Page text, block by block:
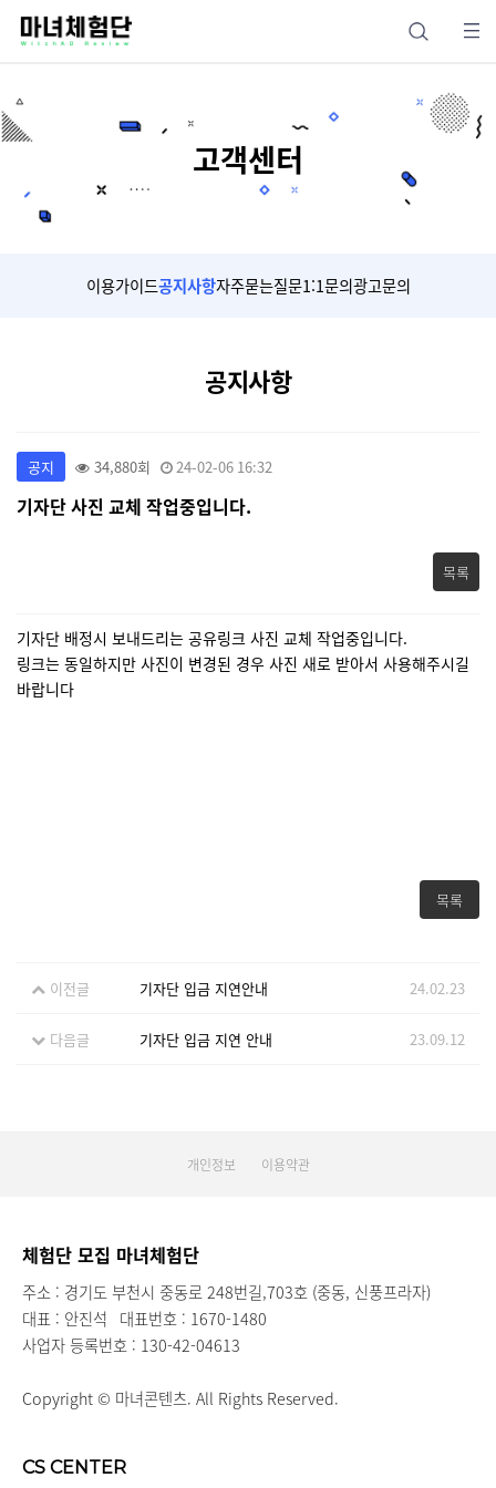
고객센터
이용가이드공지사항자주묻는질문1:1문의광고문의
공지사항
공지 34,880회 24-02-06 16:32
기자단 사진 교체 작업중입니다.
목록
기자단 배정시 보내드리는 공유링크 사진 교체 작업중입니다.
링크는 동일하지만 사진이 변경된 경우 사진 새로 받아서 사용해주시길
바랍니다
목록
이전글 기자단 입금 지연안내 24.02.23
다음글 기자단 입금 지연 안내 23.09.12
개인정보 이용약관
체험단 모집 마녀체험단
주소 : 경기도 부천시 중동로 248번길,703호 (중동, 신풍프라자)
대표 : 안진석 대표번호 : 1670-1480
사업자 등록번호 : 130-42-04613
Copyright © 마녀콘텐츠. All Rights Reserved.
CS CENTER